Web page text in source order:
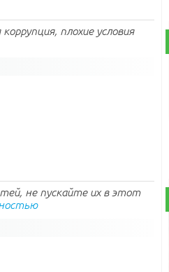
плохие условия
не пускайте их в этот